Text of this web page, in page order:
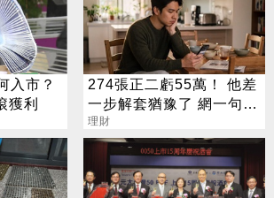
入市？
獲利
274張正二虧55萬！ 他差
一步解套猶豫了 網一句話
戳盲點
理財